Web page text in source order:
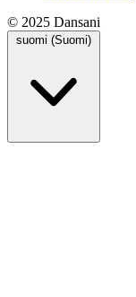
© 2025 Dansani
suomi (Suomi)